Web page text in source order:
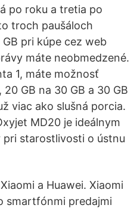
po roku a tretia po
troch paušáloch
pri kúpe cez web
máte neobmedzené.
1, máte možnosť
20 GB na 30 GB a 30 GB
viac ako slušná porcia.
MD20 je ideálnym
starostlivosti o ústnu
a Huawei. Xiaomi
smartfónmi predajmi